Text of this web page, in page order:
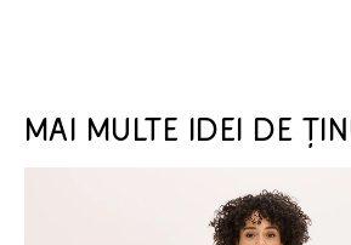
MAI MULTE IDEI DE